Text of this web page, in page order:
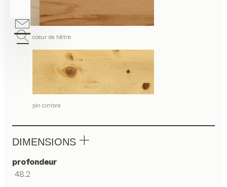
cœur de hêtre
pin cimbre
DIMENSIONS
profondeur
48.2